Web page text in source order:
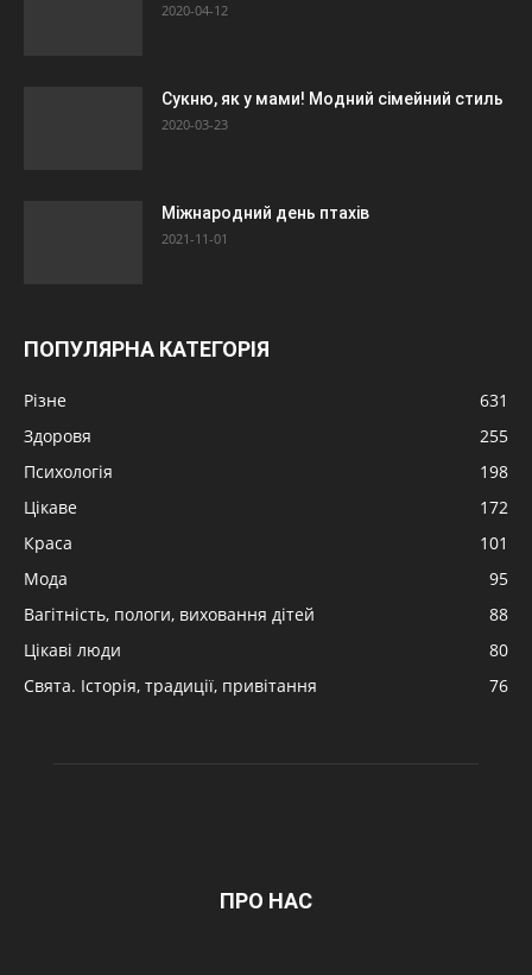
2020-04-12
Сукню, як у мами! Модний сімейний стиль
2020-03-23
Міжнародний день птахів
2021-11-01
ПОПУЛЯРНА КАТЕГОРІЯ
Різне
631
Здоровя
255
Психологія
198
Цікаве
172
Краса
101
Мода
95
Вагітність, пологи, виховання дітей
88
Цікаві люди
80
Свята. Історія, традиції, привітання
76
ПРО НАС